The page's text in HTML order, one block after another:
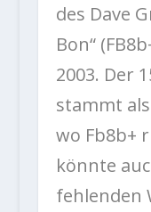
des Dave
Bon“
2003. Der
stammt
wo Fb8b+
könnte
fehlenden